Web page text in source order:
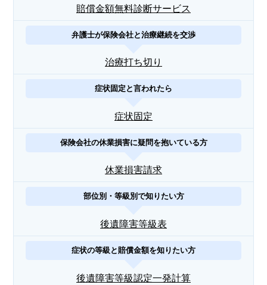
賠償金額無料診断サービス
弁護士が保険会社と治療継続を交渉
治療打ち切り
症状固定と言われたら
症状固定
保険会社の休業損害に疑問を抱いている方
休業損害請求
部位別・等級別で知りたい方
後遺障害等級表
症状の等級と賠償金額を知りたい方
後遺障害等級認定一発計算